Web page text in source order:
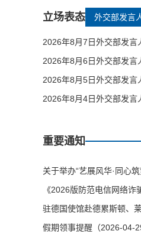
立场表态 外交部发言
2026年8月7日外交部发言
2026年8月6日外交部发言
2026年8月5日外交部发言
2026年8月4日外交部发言
重要通知
关于举办“艺展风华·同心
《2026版防范电信网络
驻德国使馆赴德累斯顿、
假期领事提醒（2026-04-